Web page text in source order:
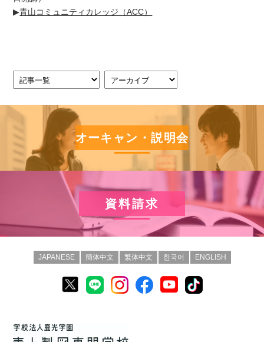
▶青山コミュニティカレッジ（ACC）
オーキャン・説明会
資料請求
JAPANESE 簡体中文 繁体中文 한국어 ENGLISH